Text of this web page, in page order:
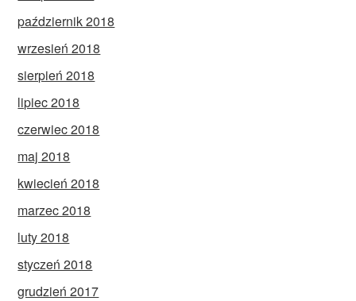
październik 2018
wrzesień 2018
sierpień 2018
lipiec 2018
czerwiec 2018
maj 2018
kwiecień 2018
marzec 2018
luty 2018
styczeń 2018
grudzień 2017